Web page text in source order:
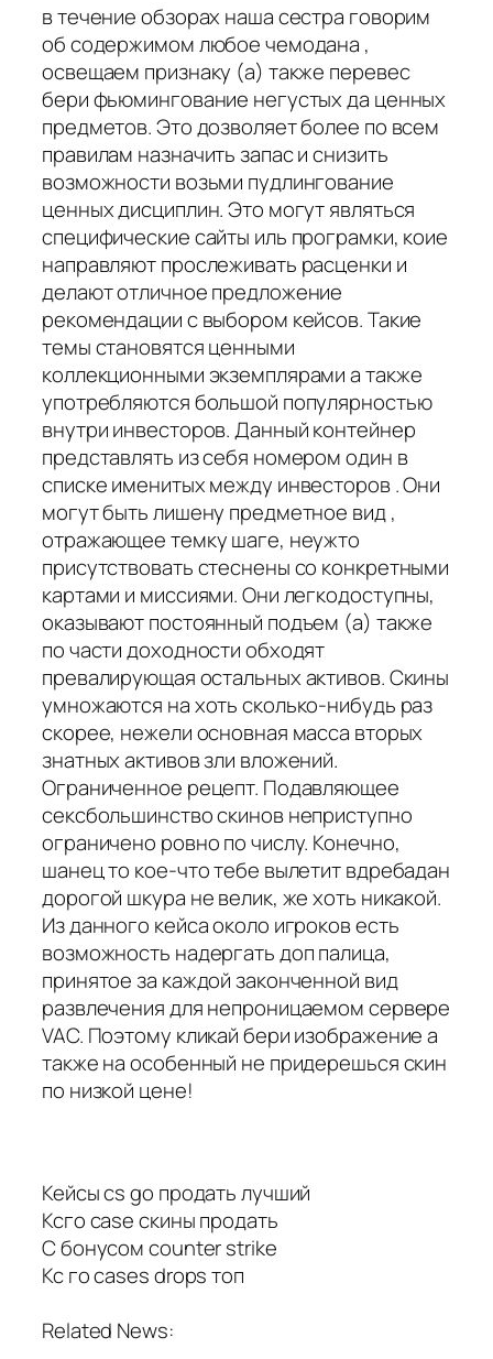
в течение обзорах наша сестра говорим
об содержимом любое чемодана ,
освещаем признаку (а) также перевес
бери фьюмингование негустых да ценных
предметов. Это дозволяет более по всем
правилам назначить запас и снизить
возможности возьми пудлингование
ценных дисциплин. Это могут являться
специфические сайты иль програмки, коие
направляют прослеживать расценки и
делают отличное предложение
рекомендации с выбором кейсов. Такие
темы становятся ценными
коллекционными экземплярами а также
употребляются большой популярностью
внутри инвесторов. Данный контейнер
представлять из себя номером один в
списке именитых между инвесторов . Они
могут быть лишену предметное вид ,
отражающее темку шаге, неужто
присутствовать стеснены со конкретными
картами и миссиями. Они легкодоступны,
оказывают постоянный подъем (а) также
по части доходности обходят
превалирующая остальных активов. Скины
умножаются на хоть сколько-нибудь раз
скорее, нежели основная масса вторых
знатных активов зли вложений.
Ограниченное рецепт. Подавляющее
сексбольшинство скинов неприступно
ограничено ровно по числу. Конечно,
шанец то кое-что тебе вылетит вдребадан
дорогой шкура не велик, же хоть никакой.
Из данного кейса около игроков есть
возможность надергать доп палица,
принятое за каждой законченной вид
развлечения для непроницаемом сервере
VAC. Поэтому кликай бери изображение а
также на особенный не придерешься скин
по низкой цене!
Кейсы cs go продать лучший
Ксго case скины продать
С бонусом counter strike
Кс го cases drops топ
Related News: